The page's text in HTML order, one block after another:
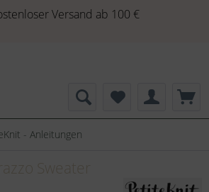
Versand ab 100 €
- Anleitungen